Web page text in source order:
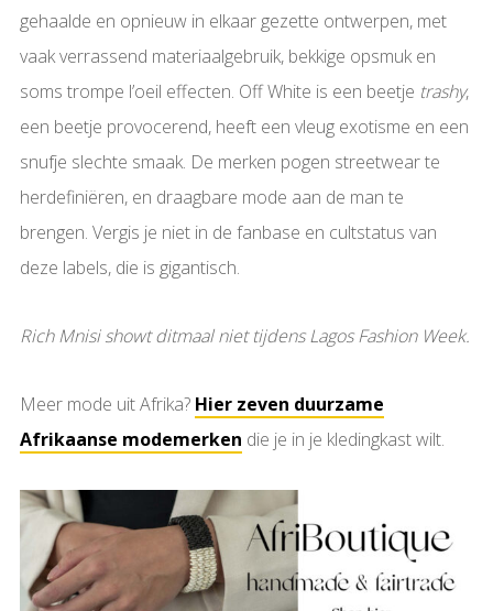
gehaalde en opnieuw in elkaar gezette ontwerpen, met
vaak verrassend materiaalgebruik, bekkige opsmuk en
soms trompe l’oeil effecten. Off White is een beetje trashy,
een beetje provocerend, heeft een vleug exotisme en een
snufje slechte smaak. De merken pogen streetwear te
herdefiniëren, en draagbare mode aan de man te
brengen. Vergis je niet in de fanbase en cultstatus van
deze labels, die is gigantisch.
Rich Mnisi showt ditmaal niet tijdens Lagos Fashion Week.
Meer mode uit Afrika? Hier zeven duurzame
Afrikaanse modemerken die je in je kledingkast wilt.